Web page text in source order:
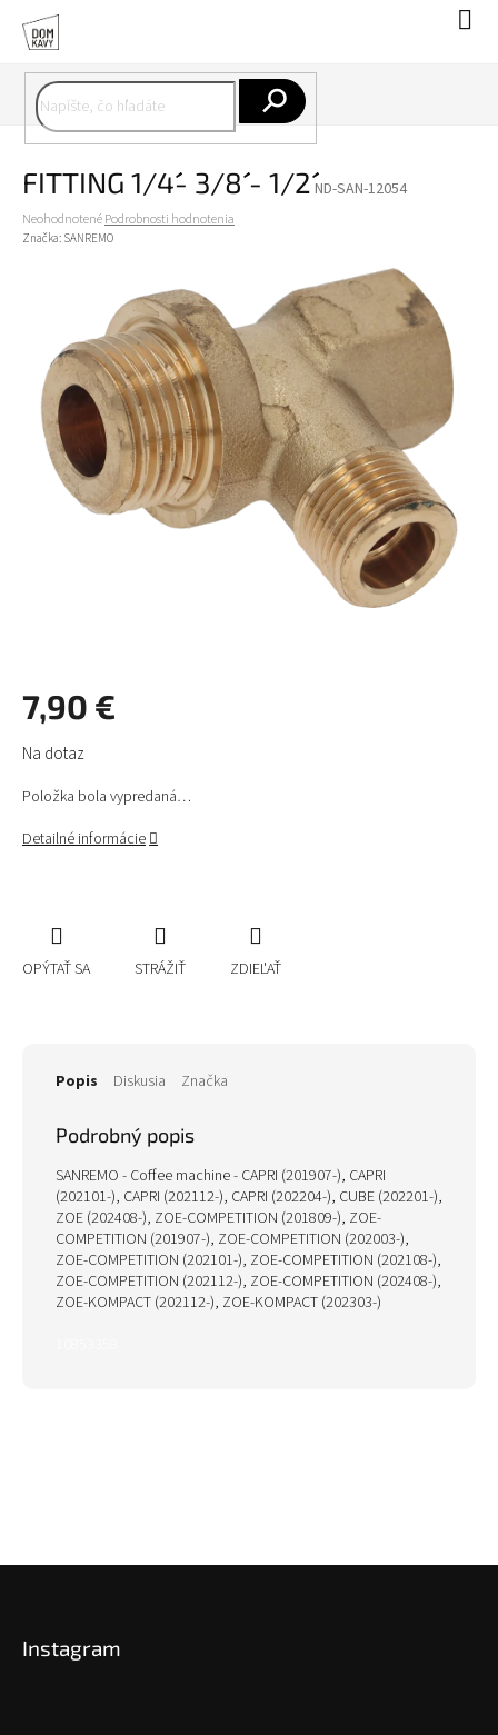
obsah
FITTING 1/4´´- 3/8´´ - 1/2´´ ND-SAN-12054
Priemerné
hodnotenie
hviezdičiek.
NeohodnotenéPodrobnosti hodnotenia
Značka: SANREMO
7,90 €
Jednotková
cena:
Na dotaz
Položka bola vypredaná…
Detailné informácie
OPÝTAŤ SA STRÁŽIŤ ZDIEĽAŤ
Popis Diskusia Značka
Podrobný popis
SANREMO - Coffee machine - CAPRI (201907-), CAPRI
(202101-), CAPRI (202112-), CAPRI (202204-), CUBE (202201-),
ZOE (202408-), ZOE-COMPETITION (201809-), ZOE-
COMPETITION (201907-), ZOE-COMPETITION (202003-),
ZOE-COMPETITION (202101-), ZOE-COMPETITION (202108-),
ZOE-COMPETITION (202112-), ZOE-COMPETITION (202408-),
ZOE-KOMPACT (202112-), ZOE-KOMPACT (202303-)
Instagram